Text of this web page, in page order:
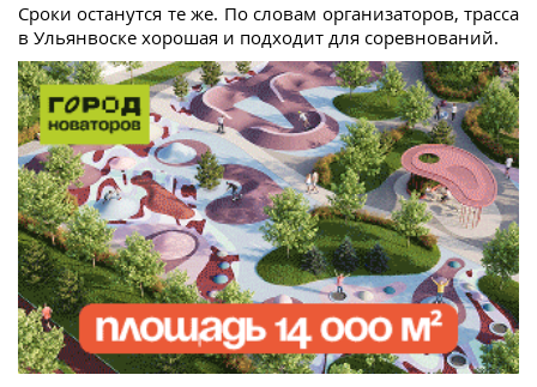
Сроки останутся те же. По словам организаторов, трасса
в Ульянвоске хорошая и подходит для соревнований.